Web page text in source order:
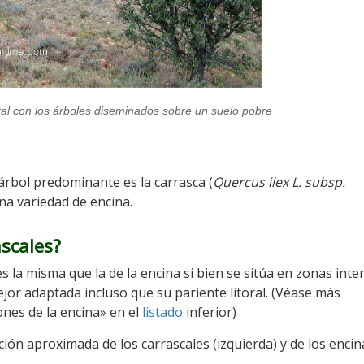
con los árboles diseminados sobre un suelo pobre
predominante es la carrasca (Quercus ilex L. subsp.
variedad de encina.
la misma que la de la encina si bien se sitúa en zonas
adaptada incluso que su pariente litoral. (Véase más
de la encina» en el listado inferior)
aproximada de los carrascales (izquierda) y de los